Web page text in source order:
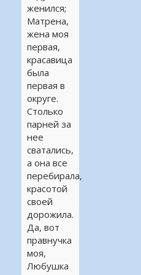
женился;
Матрена,
жена моя
первая,
красавица
была
первая в
округе.
Столько
парней за
нее
сватались,
а она все
перебирала,
красотой
своей
дорожила.
Да, вот
правнучка
моя,
Любушка